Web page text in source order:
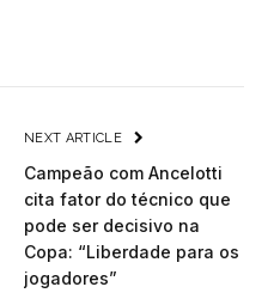
NEXT ARTICLE
Campeão com Ancelotti
cita fator do técnico que
pode ser decisivo na
Copa: “Liberdade para os
jogadores”